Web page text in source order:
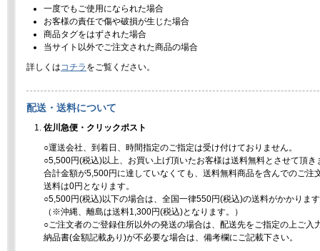
一度でもご使用になられた場合
お客様の責任で傷や破損が生じた場合
商品タグをはずされた場合
当サイト以外でご注文された商品の場合
詳しくは コチラ をご覧ください。
配送・送料について
佐川急便・クリックポスト
○運送会社、到着日、時間指定のご指定は受け付けておりません。
○5,500円(税込)以上、お買い上げ頂いたお客様は送料無料とさせて頂き
合計金額が5,500円に達していなくても、送料無料商品を含んでのご注
送料は0円となります。
○5,500円(税込)以下の場合は、全国一律550円(税込)の送料がかかりま
（※沖縄、離島は送料1,300円(税込)となります。）
○ご注文者のご登録住所以外の発送の場合は、配送先をご指定の上ご入
納品書(金額記載あり)が不必要な場合は、備考欄にご記載下さい。